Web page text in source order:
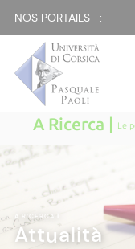
NOS PORTAILS :
A Ricerca | Le
A RICERCA
Attualità